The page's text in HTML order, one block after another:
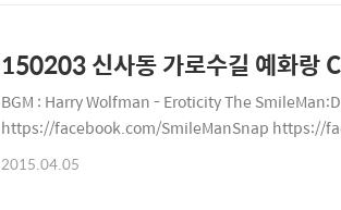
150203 신사동 가로수길 예화
BGM : Harry Wolfman - Eroticity The
https://facebook.com/SmileManSnap https://
2015.04.05